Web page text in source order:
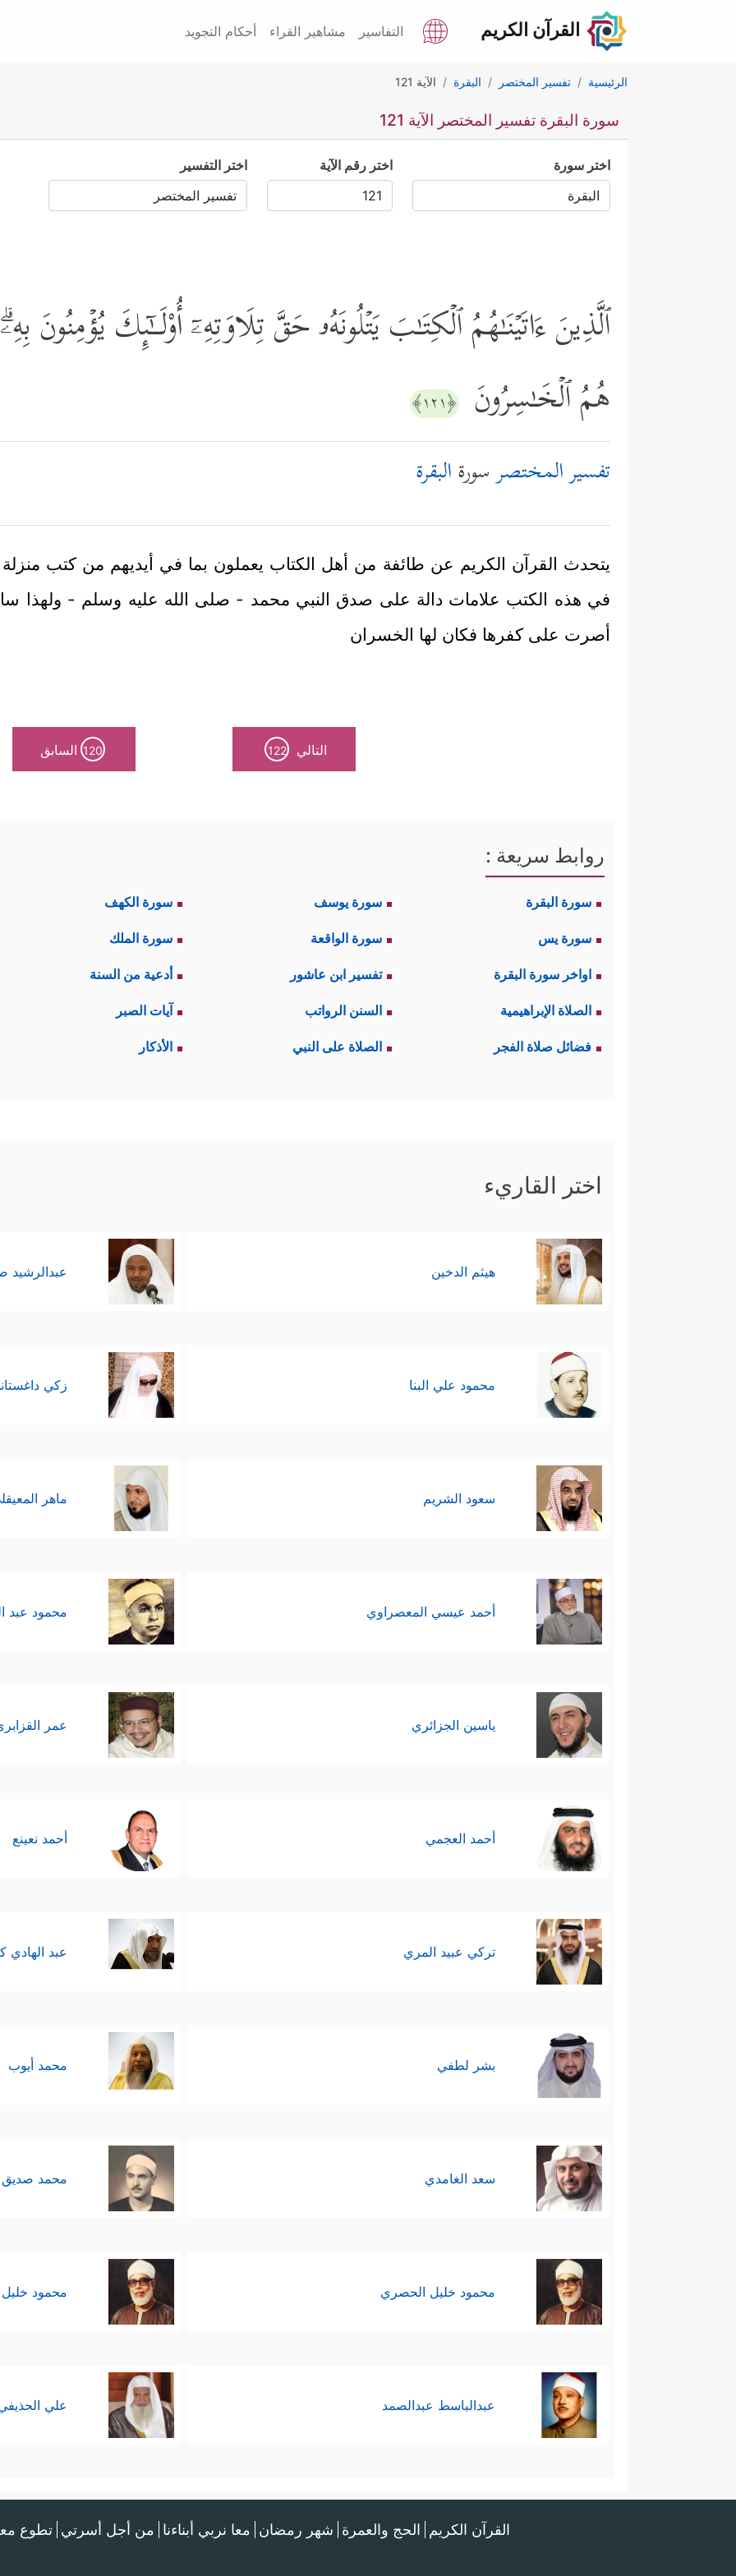
القرآن الكريم التفاسير مشاهير القراء أحكام التجويد
الرئيسية تفسير المختصر البقرة الآية 121
سورة البقرة تفسير المختصر الآية 121
اختر سورة اختر رقم الآية اختر التفسير
ٱلَّذِینَ ءَاتَیۡنَـٰهُمُ ٱلۡكِتَـٰبَ یَتۡلُونَهُۥ حَقَّ تِلَاوَتِهِۦۤ أُوْلَــٰۤىِٕكَ یُؤۡمِنُونَ
هُمُ ٱلۡخَـٰسِرُونَ ﴿١٢١﴾
تفسير المختصرسورةالبقرة
يتحدث القرآن الكريم عن طائفة من أهل الكتاب يعملون بما في أيديهم من كتب منزلة
في هذه الكتب علامات دالة على صدق النبي محمد - صلى الله عليه وسلم - ولهذا
أصرت على كفرها فكان لها الخسران
التالي 122
120 السابق
روابط سريعة :
سورة البقرة سورة يوسف سورة الكهف
سورة يس سورة الواقعة سورة الملك
اواخر سورة البقرة تفسير ابن عاشور أدعية من السنة
الصلاة الإبراهيمية السنن الرواتب آيات الصبر
فضائل صلاة الفجر الصلاة على النبي الأذكار
اختر القاريء
هيثم الدخين عبدالرشيد
محمود علي البنا زكي
سعود الشريم ماهر
أحمد عيسي المعصراوي محمود عبد
ياسين الجزائري عمر
أحمد العجمي أحمد نعينع
تركي عبيد المري عبد الهادي
بشر لطفي محمد أيوب
سعد الغامدي محمد صديق
محمود خليل الحصري محمود
عبدالباسط عبدالصمد علي
القرآن الكريم الحج والعمرة شهر رمضان معا نربي أبناءنا من أجل أسرتي تطوع